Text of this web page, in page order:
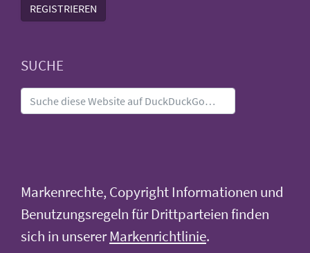
REGISTRIEREN
SUCHE
Markenrechte, Copyright Informationen und
Benutzungsregeln für Drittparteien finden
sich in unsererMarkenrichtlinie.